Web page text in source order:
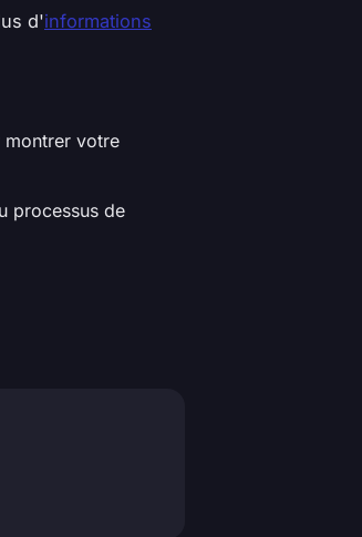
d'informations
montrer votre
processus de